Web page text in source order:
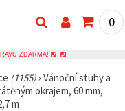
0
ZDARMA!
(1155)› Vánoční stuhy a
okrajem, 60 mm,
m